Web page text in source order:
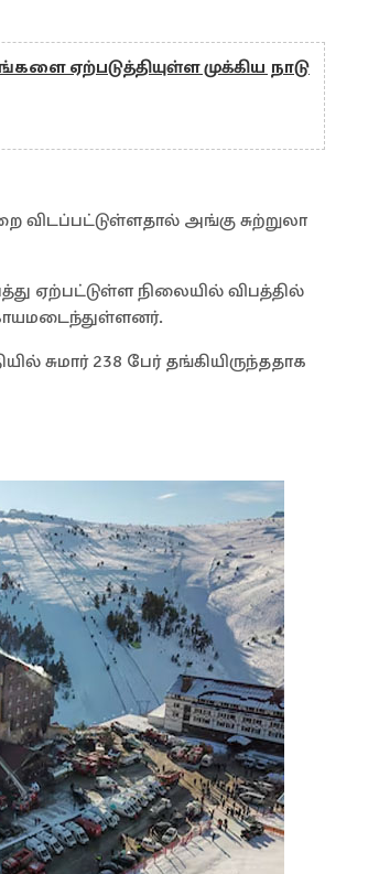
ஏற்படுத்தியுள்ள முக்கிய நாடு
விடப்பட்டுள்ளதால் அங்கு சுற்றுலா
ஏற்பட்டுள்ள நிலையில் விபத்தில்
சுமார் 238 பேர் தங்கியிருந்ததாக